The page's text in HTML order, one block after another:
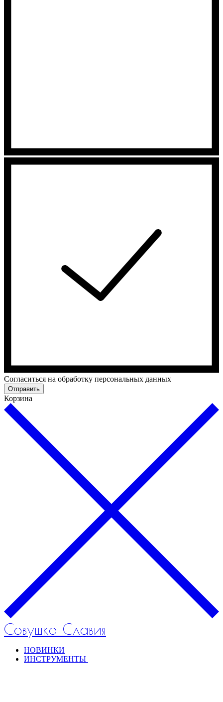
Cогласиться на обработку персональных данных
Отправить
Корзина
Совушка Славия
НОВИНКИ
ИНСТРУМЕНТЫ